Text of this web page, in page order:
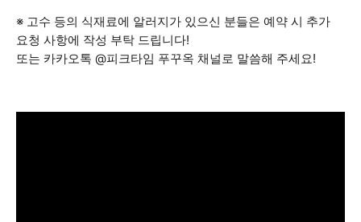
※ 고수 등의 식재료에 알러지가 있으신 분들은 예약 시 추가
요청 사항에 작성 부탁 드립니다!
또는 카카오톡 @피크타임 푸꾸옥 채널로 말씀해 주세요!